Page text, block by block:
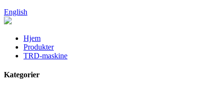
English
Hjem
Produkter
TRD-maskine
Kategorier